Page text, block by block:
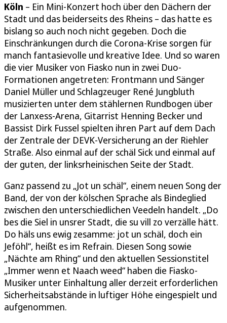
Köln – Ein Mini-Konzert hoch über den Dächern der
Stadt und das beiderseits des Rheins – das hatte es
bislang so auch noch nicht gegeben. Doch die
Einschränkungen durch die Corona-Krise sorgen für
manch fantasievolle und kreative Idee. Und so waren
die vier Musiker von Fiasko nun in zwei Duo-
Formationen angetreten: Frontmann und Sänger
Daniel Müller und Schlagzeuger René Jungbluth
musizierten unter dem stählernen Rundbogen über
der Lanxess-Arena, Gitarrist Henning Becker und
Bassist Dirk Fussel spielten ihren Part auf dem Dach
der Zentrale der DEVK-Versicherung an der Riehler
Straße. Also einmal auf der schäl Sick und einmal auf
der guten, der linksrheinischen Seite der Stadt.
Ganz passend zu „Jot un schäl“, einem neuen Song der
Band, der von der kölschen Sprache als Bindeglied
zwischen den unterschiedlichen Veedeln handelt. „Do
bes die Siel in unsrer Stadt, die su vill zo verzälle hätt.
Do häls uns ewig zesamme: jot un schäl, doch ein
Jeföhl“, heißt es im Refrain. Diesen Song sowie
„Nächte am Rhing“ und den aktuellen Sessionstitel
„Immer wenn et Naach weed“ haben die Fiasko-
Musiker unter Einhaltung aller derzeit erforderlichen
Sicherheitsabstände in luftiger Höhe eingespielt und
aufgenommen.